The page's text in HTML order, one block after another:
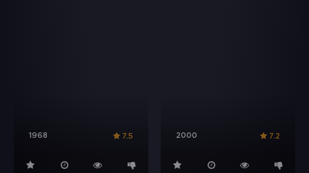
1968 7.5 2000 7.2